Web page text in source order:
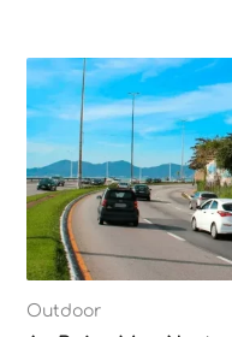
Outdoor